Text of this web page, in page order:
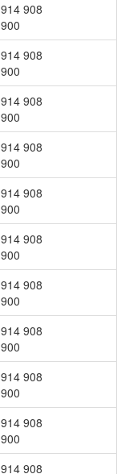
914 908
900
914 908
900
914 908
900
914 908
900
914 908
900
914 908
900
914 908
900
914 908
900
914 908
900
914 908
900
914 908